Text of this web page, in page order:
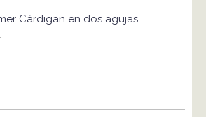
Cárdigan en dos agujas